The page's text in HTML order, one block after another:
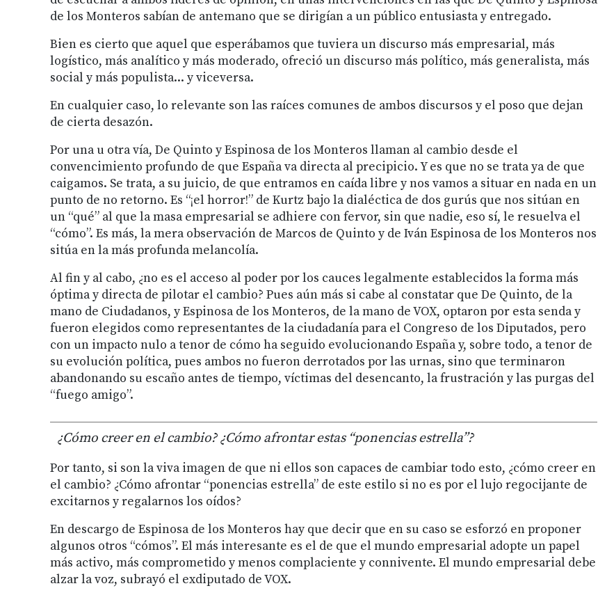
de los Monteros sabían de antemano que se dirigían a un público entusiasta y entregado.
Bien es cierto que aquel que esperábamos que tuviera un discurso más empresarial, más
logístico, más analítico y más moderado, ofreció un discurso más político, más generalista, más
social y más populista... y viceversa.
En cualquier caso, lo relevante son las raíces comunes de ambos discursos y el poso que dejan
de cierta desazón.
Por una u otra vía, De Quinto y Espinosa de los Monteros llaman al cambio desde el
convencimiento profundo de que España va directa al precipicio. Y es que no se trata ya de que
caigamos. Se trata, a su juicio, de que entramos en caída libre y nos vamos a situar en nada en un
punto de no retorno. Es “¡el horror!” de Kurtz bajo la dialéctica de dos gurús que nos sitúan en
un “qué” al que la masa empresarial se adhiere con fervor, sin que nadie, eso sí, le resuelva el
“cómo”. Es más, la mera observación de Marcos de Quinto y de Iván Espinosa de los Monteros nos
sitúa en la más profunda melancolía.
Al fin y al cabo, ¿no es el acceso al poder por los cauces legalmente establecidos la forma más
óptima y directa de pilotar el cambio? Pues aún más si cabe al constatar que De Quinto, de la
mano de Ciudadanos, y Espinosa de los Monteros, de la mano de VOX, optaron por esta senda y
fueron elegidos como representantes de la ciudadanía para el Congreso de los Diputados, pero
con un impacto nulo a tenor de cómo ha seguido evolucionando España y, sobre todo, a tenor de
su evolución política, pues ambos no fueron derrotados por las urnas, sino que terminaron
abandonando su escaño antes de tiempo, víctimas del desencanto, la frustración y las purgas del
“fuego amigo”.
¿Cómo creer en el cambio? ¿Cómo afrontar estas “ponencias estrella”?
Por tanto, si son la viva imagen de que ni ellos son capaces de cambiar todo esto, ¿cómo creer en
el cambio? ¿Cómo afrontar “ponencias estrella” de este estilo si no es por el lujo regocijante de
excitarnos y regalarnos los oídos?
En descargo de Espinosa de los Monteros hay que decir que en su caso se esforzó en proponer
algunos otros “cómos”. El más interesante es el de que el mundo empresarial adopte un papel
más activo, más comprometido y menos complaciente y connivente. El mundo empresarial debe
alzar la voz, subrayó el exdiputado de VOX.